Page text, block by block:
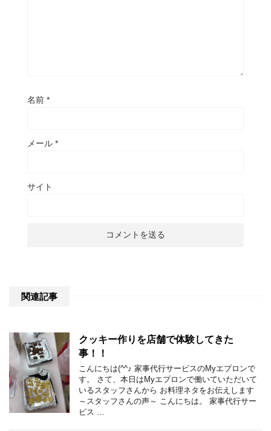
名前 *
メール *
サイト
関連記事
クッキー作りを店舗で体験してきた
事！！
こんにちは(^^♪ 家事代行サービスのMyエプロンで
す。 さて、本日はMyエプロンで働いていただいて
いるスタッフさんから お料理ネタをお伝えします
～スタッフさんの声～ こんにちは。 家事代行サー
ビス …